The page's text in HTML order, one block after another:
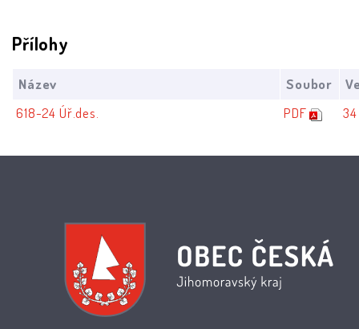
Přílohy
Název Soubor
618-24 Úř.des.
PDF